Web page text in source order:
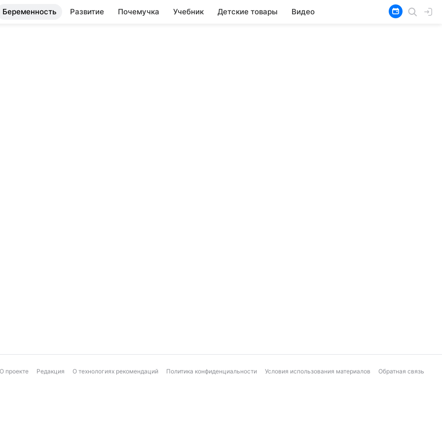
Беременность Развитие Почемучка Учебник Детские товары Видео
О проекте Редакция О технологиях рекомендаций Политика конфиденциальности Условия использования материалов Обратная связь